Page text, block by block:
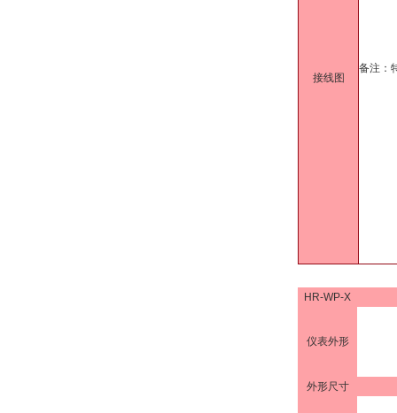
接线图
备注：
HR-WP-X
仪表外形
外形尺寸